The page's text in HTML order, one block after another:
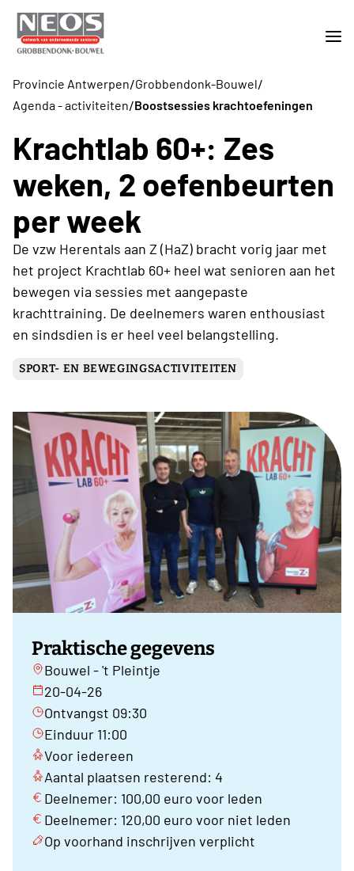
Provincie Antwerpen/Grobbendonk-Bouwel/
Agenda - activiteiten/Boostsessies krachtoefeningen
Krachtlab 60+: Zes
weken, 2 oefenbeurten
per week
De vzw Herentals aan Z (HaZ) bracht vorig jaar met
het project Krachtlab 60+ heel wat senioren aan het
bewegen via sessies met aangepaste
krachttraining. De deelnemers waren enthousiast
en sindsdien is er heel veel belangstelling.
SPORT- EN BEWEGINGSACTIVITEITEN
Praktische gegevens
Bouwel - 't Pleintje
20-04-26
Ontvangst 09:30
Einduur 11:00
Voor iedereen
Aantal plaatsen resterend: 4
Deelnemer: 100,00 euro voor leden
Deelnemer: 120,00 euro voor niet leden
Op voorhand inschrijven verplicht